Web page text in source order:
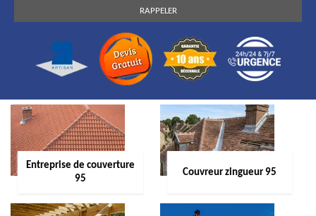
Entreprise de couverture
95
Couvreur zingueur 95